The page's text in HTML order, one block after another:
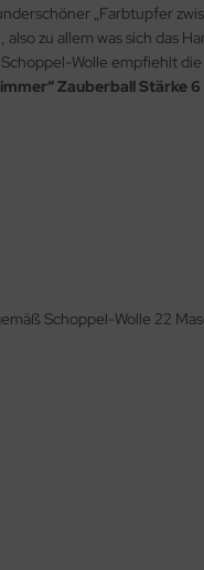
„Farbtupfer
zu allem was sich das
Wolle empfiehlt
Zauberball Stärke 6
Schoppel-Wolle 22